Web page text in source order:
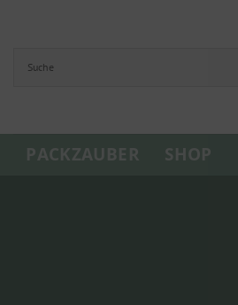
springen
PACKZAUBER SHOP